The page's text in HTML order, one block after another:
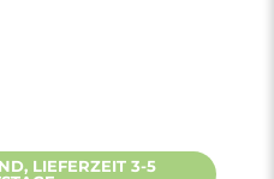
LIEFERZEIT 3-5